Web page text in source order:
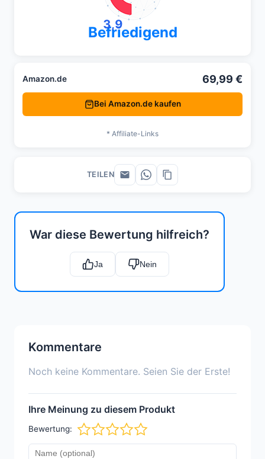
War diese Bewertung hilfreich?
Ja Nein
Kommentare
Noch keine Kommentare. Seien Sie der Erste!
Ihre Meinung zu diesem Produkt
Bewertung:
3,9
Befriedigend
Amazon.de 69,99 €
Bei Amazon.de kaufen
* Affiliate-Links
TEILEN